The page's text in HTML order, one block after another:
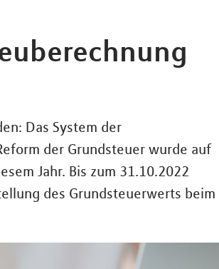
Das System der
der Grundsteuer wurde auf
Jahr. Bis zum 31.10.2022
des Grundsteuerwerts beim